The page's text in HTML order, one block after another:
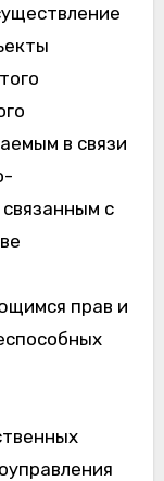
в связи
с
прав и